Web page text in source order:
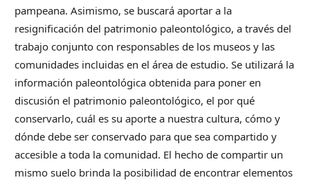
pampeana. Asimismo, se buscará aportar a la
resignificación del patrimonio paleontológico, a través del
trabajo conjunto con responsables de los museos y las
comunidades incluidas en el área de estudio. Se utilizará la
información paleontológica obtenida para poner en
discusión el patrimonio paleontológico, el por qué
conservarlo, cuál es su aporte a nuestra cultura, cómo y
dónde debe ser conservado para que sea compartido y
accesible a toda la comunidad. El hecho de compartir un
mismo suelo brinda la posibilidad de encontrar elementos